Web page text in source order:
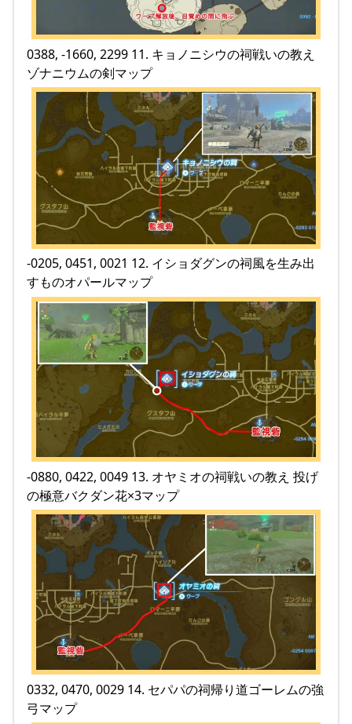
0388, -1660, 2299 11. キョノニシウの祠戦いの教え
ゾナニウムの剣マップ
-0205, 0451, 0021 12. イショダグンの祠風を生み出
すものオパールマップ
-0880, 0422, 0049 13. オヤミオの祠戦いの教え 投げ
の極意バクダン花×3マップ
0332, 0470, 0029 14. セパパの祠帰り道ゴーレムの強
弓マップ